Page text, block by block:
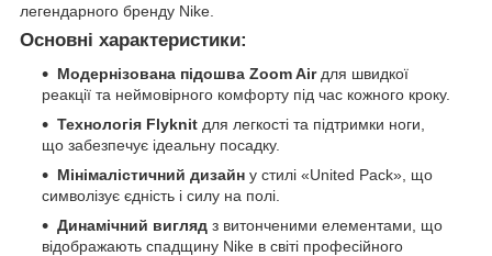
легендарного бренду Nike.
Основні характеристики:
Модернізована підошва Zoom Airдля швидкої
реакції та неймовірного комфорту під час кожного кроку.
Технологія Flyknit для легкості та підтримки ноги,
що забезпечує ідеальну посадку.
Мінімалістичний дизайн у стилі «United Pack», що
символізує єдність і силу на полі.
Динамічний вигляд з витонченими елементами, що
відображають спадщину Nike в світі професійного